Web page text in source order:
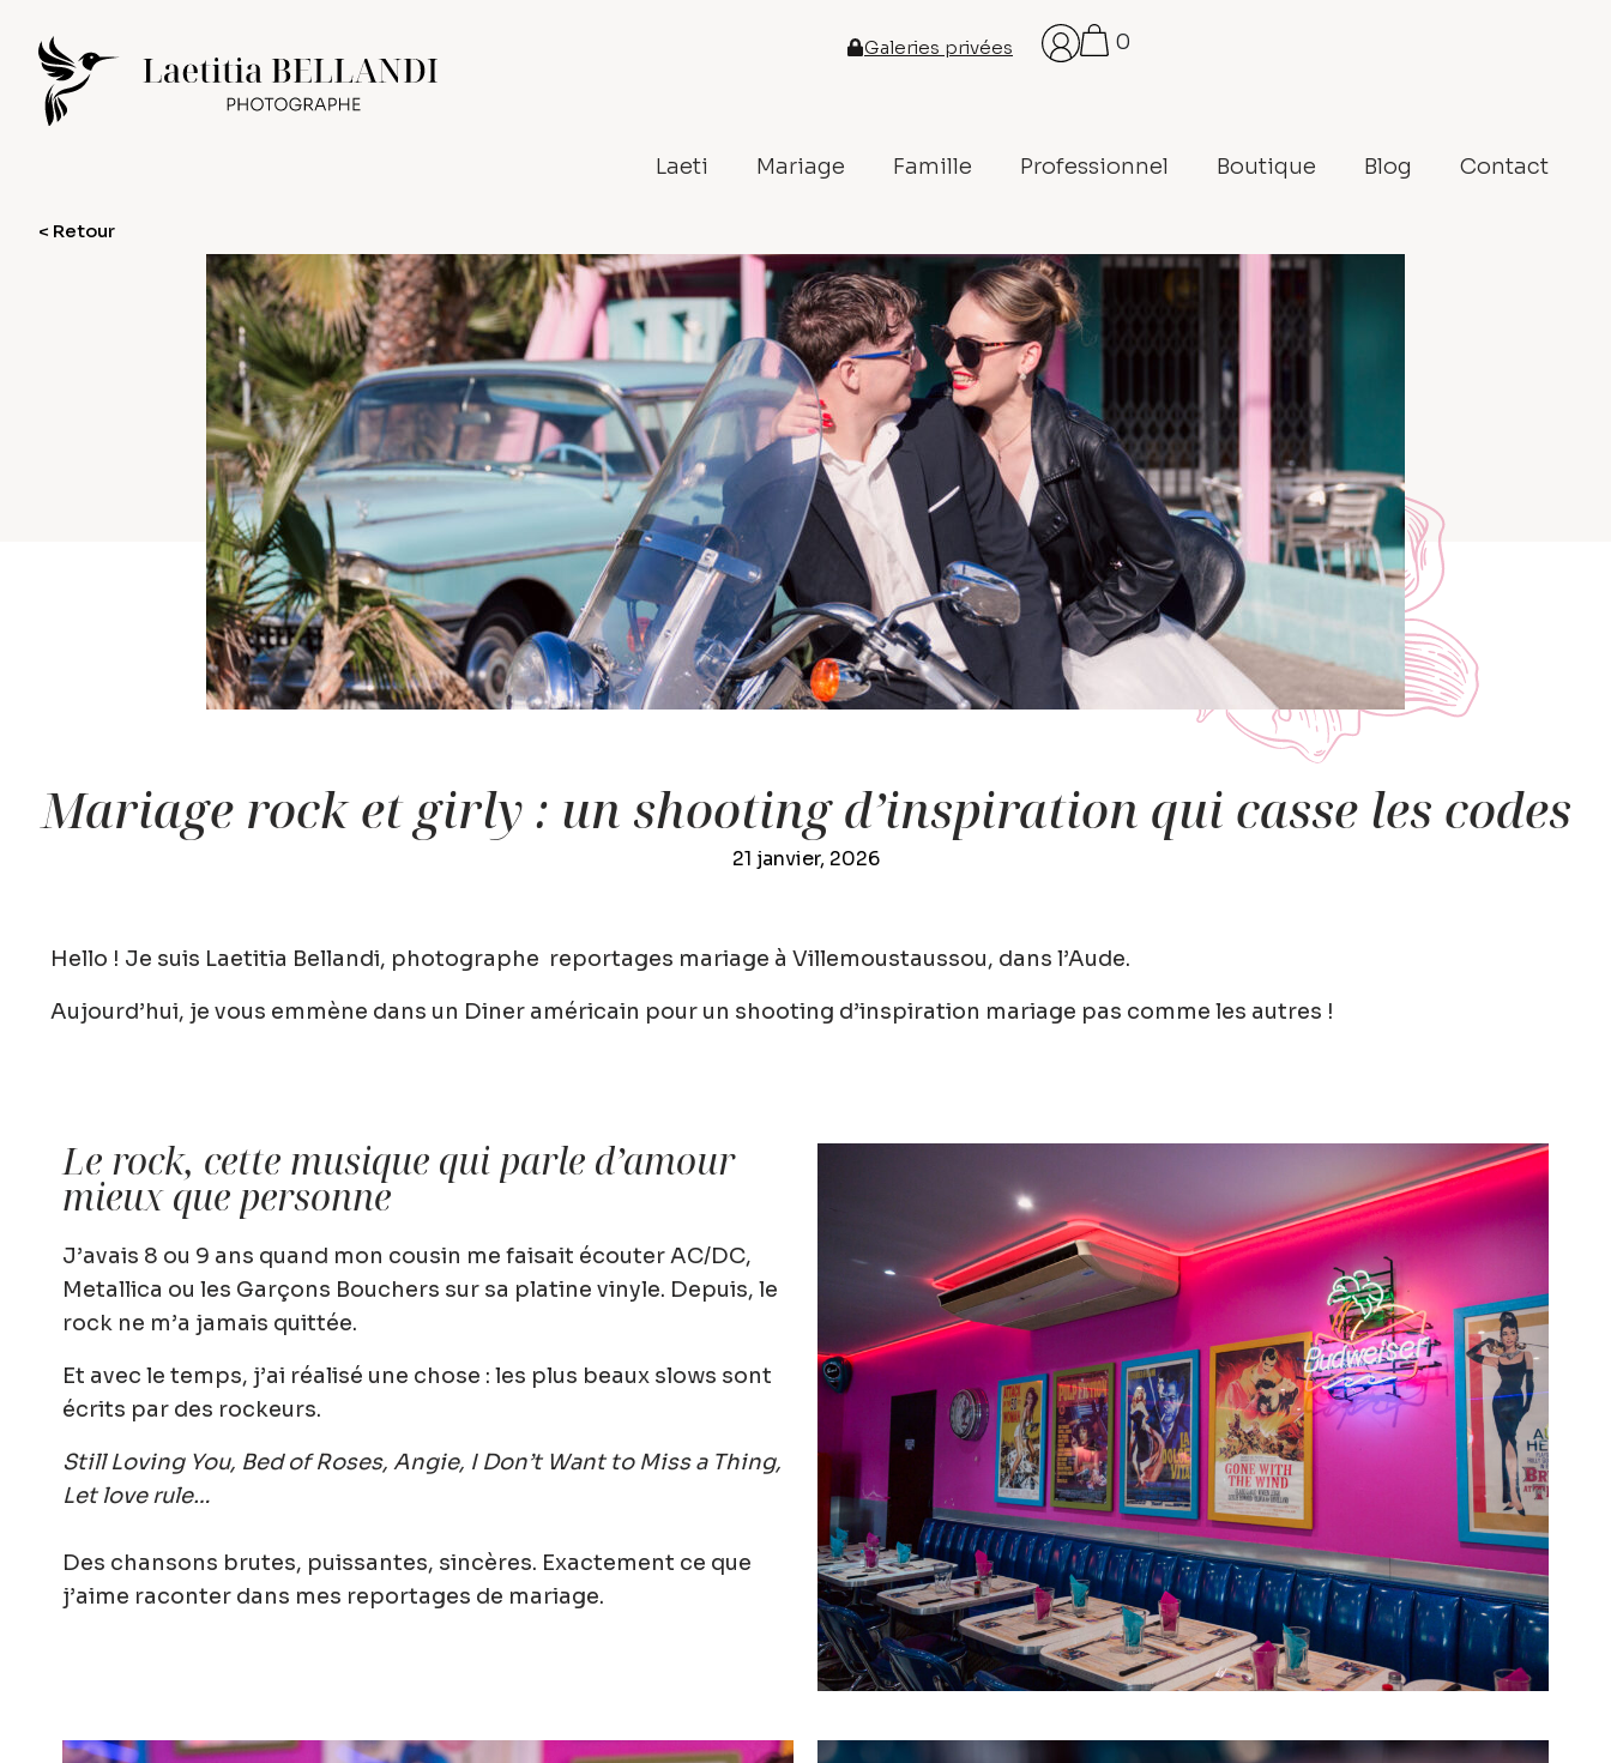
Galeries privées 0
Laeti Mariage Famille Professionnel Boutique Blog Contact
< Retour
Mariage rock et girly : un shooting d’inspiration qui casse les codes
21 janvier, 2026
Hello ! Je suis Laetitia Bellandi, photographe reportages mariage à Villemoustaussou, dans l’Aude.
Aujourd’hui, je vous emmène dans un Diner américain pour un shooting d’inspiration mariage pas comme les autres !
Le rock, cette musique qui parle d’amour
mieux que personne
J’avais 8 ou 9 ans quand mon cousin me faisait écouter AC/DC,
Metallica ou les Garçons Bouchers sur sa platine vinyle. Depuis, le
rock ne m’a jamais quittée.
Et avec le temps, j’ai réalisé une chose : les plus beaux slows sont
écrits par des rockeurs.
Still Loving You, Bed of Roses, Angie, I Don’t Want to Miss a Thing,
Let love rule…
Des chansons brutes, puissantes, sincères. Exactement ce que
j’aime raconter dans mes reportages de mariage.